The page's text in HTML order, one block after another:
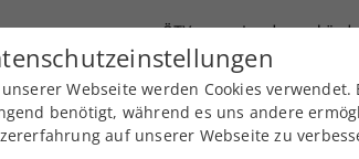
ÖTV
Ausbildung Services Über
Webseite werden Cookies verwendet.
benötigt, während es uns andere
auf unserer Webseite zu